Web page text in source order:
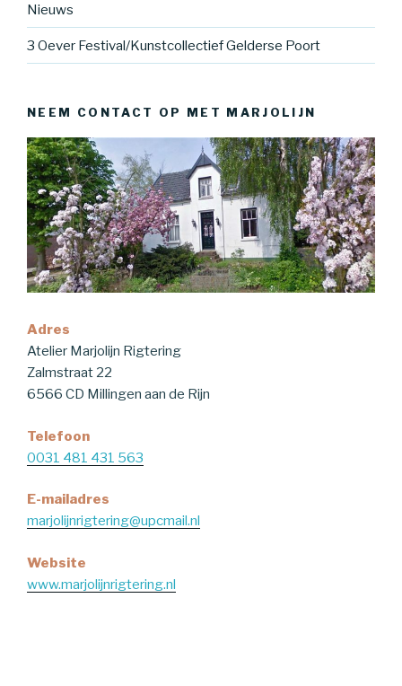
Nieuws
3 Oever Festival/Kunstcollectief Gelderse Poort
NEEM CONTACT OP MET MARJOLIJN
Adres
Atelier Marjolijn Rigtering
Zalmstraat 22
6566 CD Millingen aan de Rijn
Telefoon
0031 481 431 563
E-mailadres
marjolijnrigtering@upcmail.nl
Website
www.marjolijnrigtering.nl